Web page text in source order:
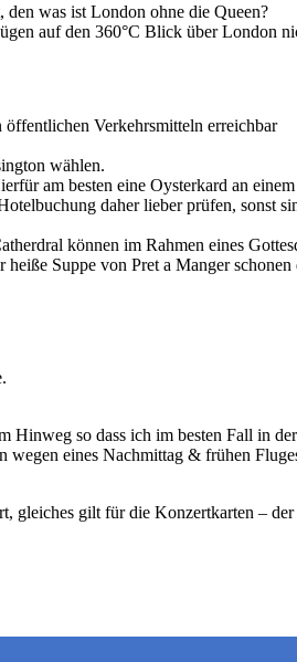
was ist London ohne die Queen?
auf den 360°C Blick über London
Verkehrsmitteln erreichbar
wählen.
am besten eine Oysterkard an
daher lieber prüfen, sonst
können im Rahmen eines
Suppe von Pret a Manger schonen
so dass ich im besten Fall in
eines Nachmittag & frühen
gleiches gilt für die Konzertkarten –